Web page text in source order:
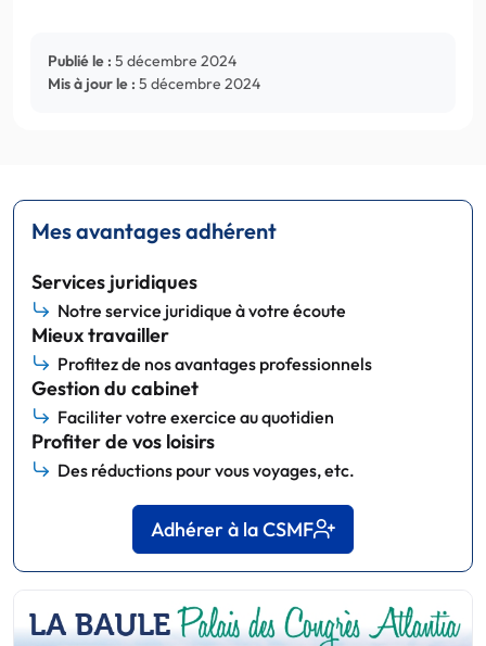
Publié le : 5 décembre 2024
Mis à jour le : 5 décembre 2024
Mes avantages adhérent
Services juridiques
Notre service juridique à votre écoute
Mieux travailler
Profitez de nos avantages professionnels
Gestion du cabinet
Faciliter votre exercice au quotidien
Profiter de vos loisirs
Des réductions pour vous voyages, etc.
Adhérer à la CSMF